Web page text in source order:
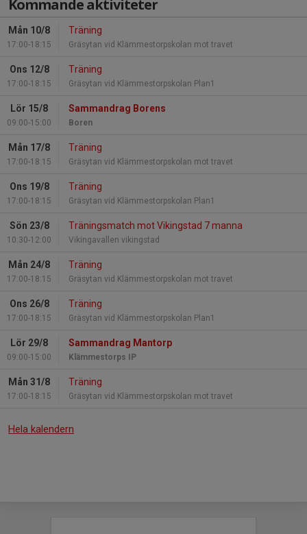
Kommande aktiviteter
Mån 10/8
17:00-18:15
Träning
Gräsytan vid Klämmestorpskolan mot travet
Ons 12/8
17:00-18:15
Träning
Gräsytan vid Klämmestorpskolan Plan1
Lör 15/8
09:00-15:00
Sammandrag Borens
Boren
Mån 17/8
17:00-18:15
Träning
Gräsytan vid Klämmestorpskolan mot travet
Ons 19/8
17:00-18:15
Träning
Gräsytan vid Klämmestorpskolan Plan1
Sön 23/8
10:30-12:00
Träningsmatch mot Vikingstad 7 manna
Vikingavallen vikingstad
Mån 24/8
17:00-18:15
Träning
Gräsytan vid Klämmestorpskolan mot travet
Ons 26/8
17:00-18:15
Träning
Gräsytan vid Klämmestorpskolan Plan1
Lör 29/8
09:00-15:00
Sammandrag Mantorp
Klämmestorps IP
Mån 31/8
17:00-18:15
Träning
Gräsytan vid Klämmestorpskolan mot travet
Hela kalendern